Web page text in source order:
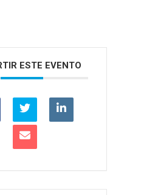
ESTE EVENTO